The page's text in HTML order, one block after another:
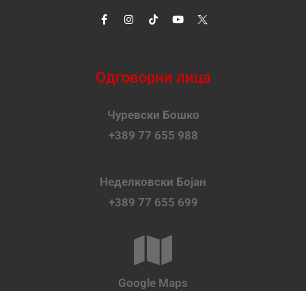
Одговорни лица
Чуревски Бошко
+389 77 655 988
Неделковски Бојан
+389 77 655 699
Google Maps